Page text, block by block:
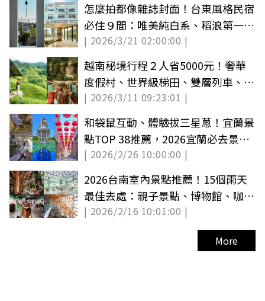
怎麼拍都像雜誌封面！台東風格民宿
必住９間：唯美純白系、稻浪第一
排、海景看星星
| 2026/3/21 02:00:00 |
越南秘境行程２人省5000元！奢華
度假村、世界級梯田、雙層列車、米
其林全包
| 2026/3/11 09:23:01 |
和袋鼠互動、體驗拔三星蔥！宜蘭景
點TOP 38推薦，2026宜蘭必去景點
１日遊攻略
| 2026/2/26 10:00:00 |
2026台南室內景點推薦！15個雨天
最佳去處：親子景點、博物館、咖啡
廳
| 2026/2/16 10:01:00 |
More